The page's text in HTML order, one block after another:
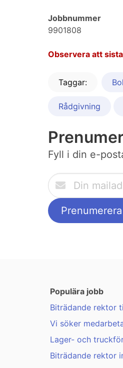
Jobbnummer
9901808
Observera att
Taggar:
Rådgivning
Fyll i din e-
Populära jobb
Biträdande rektor
Vi söker
Lager- och
Biträdande rektor